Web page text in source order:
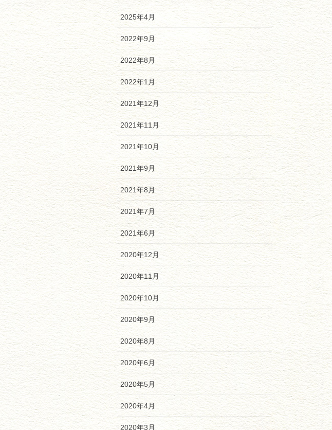
2025年4月
2022年9月
2022年8月
2022年1月
2021年12月
2021年11月
2021年10月
2021年9月
2021年8月
2021年7月
2021年6月
2020年12月
2020年11月
2020年10月
2020年9月
2020年8月
2020年6月
2020年5月
2020年4月
2020年3月